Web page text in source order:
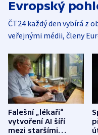
Evropský
ČT24 každý den vybírá z
veřejnými médii, členy
Falešní „lékaři“
vytvoření AI šíří
mezi staršími